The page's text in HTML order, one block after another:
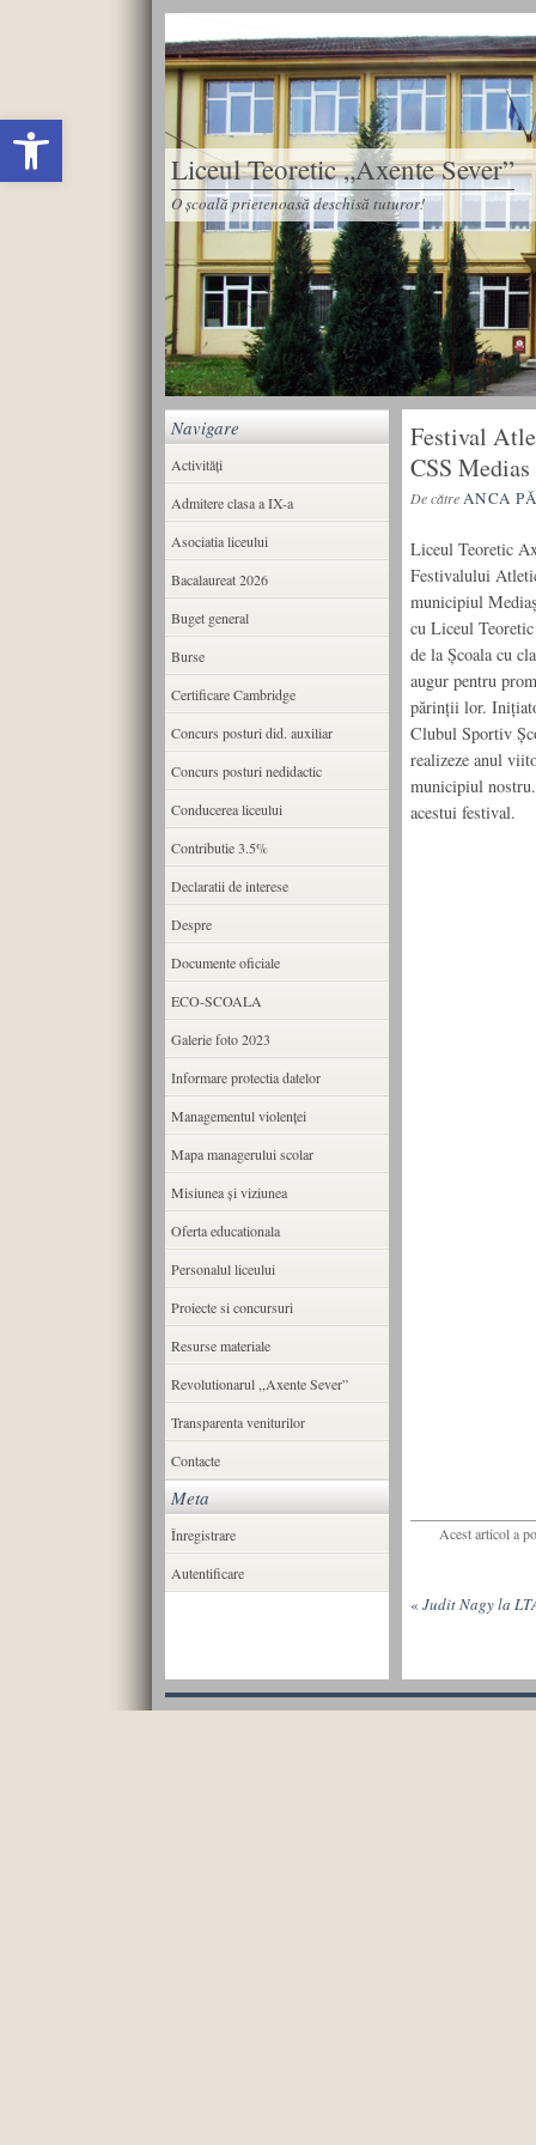
Deschide bara de unelte
Liceul Teoretic „Axente Sever”
O școală prietenoasă deschisă tuturor!
Festival
CSS Medias
De cătreANCA
Liceul Teoretic
Festivalului
municipiul
cu Liceul
de la Şcoala cu
augur pentru
părinţii lor.
Clubul Sportiv
realizeze anul
municipiul
acestui festival.
Acest articol a
« Judit Nagy la
Navigare
Activități
Admitere clasa a IX-a
Asociatia liceului
Bacalaureat 2026
Buget general
Burse
Certificare Cambridge
Concurs posturi did. auxiliar
Concurs posturi nedidactic
Conducerea liceului
Contributie 3.5%
Declaratii de interese
Despre
Documente oficiale
ECO-SCOALA
Galerie foto 2023
Informare protectia datelor
Managementul violenței
Mapa managerului scolar
Misiunea şi viziunea
Oferta educationala
Personalul liceului
Proiecte si concursuri
Resurse materiale
Revolutionarul ,,Axente Sever”
Transparenta veniturilor
Contacte
Meta
Înregistrare
Autentificare